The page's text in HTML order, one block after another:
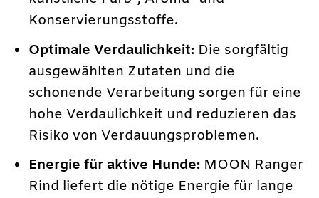
Konservierungsstoffe.
Optimale Verdaulichkeit: Die sorgfältig
ausgewählten Zutaten und die
schonende Verarbeitung sorgen für eine
hohe Verdaulichkeit und reduzieren das
Risiko von Verdauungsproblemen.
Energie für aktive Hunde: MOON Ranger
Rind liefert die nötige Energie für lange